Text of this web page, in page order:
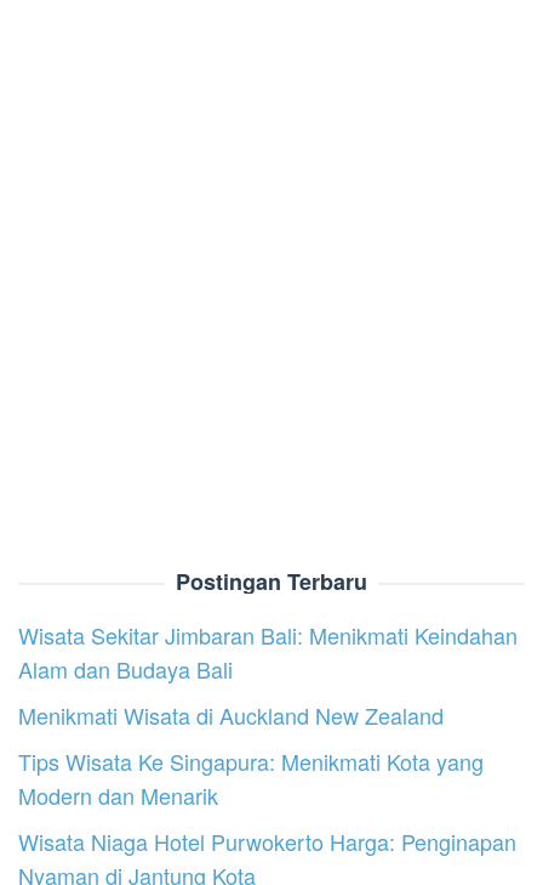
Postingan Terbaru
Wisata Sekitar Jimbaran Bali: Menikmati Keindahan
Alam dan Budaya Bali
Menikmati Wisata di Auckland New Zealand
Tips Wisata Ke Singapura: Menikmati Kota yang
Modern dan Menarik
Wisata Niaga Hotel Purwokerto Harga: Penginapan
Nyaman di Jantung Kota